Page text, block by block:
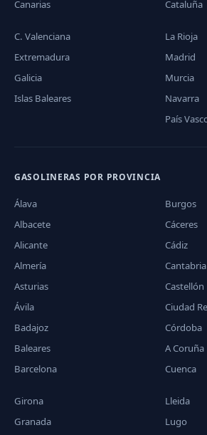
Canarias
Cataluña
C. Valenciana
Extremadura
Galicia
Islas Baleares
La Rioja
Madrid
Murcia
Navarra
País
GASOLINERAS POR PROVINCIA
Álava
Albacete
Alicante
Almería
Asturias
Ávila
Badajoz
Baleares
Barcelona
Burgos
Cáceres
Cádiz
Cantabria
Castellón
Ciudad
Córdoba
A Coruña
Cuenca
Girona
Granada
Lleida
Lugo